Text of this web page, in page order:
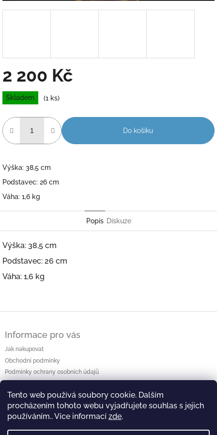
Tento web používá soubory cookie. Dalším
procházením tohoto webu vyjadřujete souhlas s jejich
používáním.. Více informací zde.
2 200 Kč
Měrná
cena:
Skladem (1 ks)
Do košíku
Výška: 38,5 cm
Podstavec: 26 cm
Váha: 1,6 kg
Popis Diskuze
Výška: 38,5 cm
Podstavec: 26 cm
Váha: 1,6 kg
Informace pro vás
Jak nakupovat
Obchodní podmínky
Podmínky ochrany osobních údajů
⛩️ Web výstavy ⛩️ 🖥️ Facebook 🖥️